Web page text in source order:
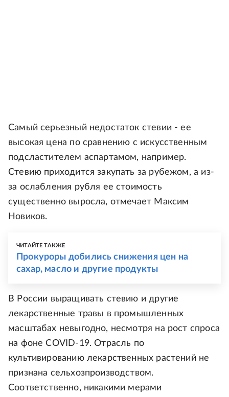
Самый серьезный недостаток стевии - ее
высокая цена по сравнению с искусственным
подсластителем аспартамом, например.
Стевию приходится закупать за рубежом, а из-
за ослабления рубля ее стоимость
существенно выросла, отмечает Максим
Новиков.
ЧИТАЙТЕ ТАКЖЕ
Прокуроры добились снижения цен на
сахар, масло и другие продукты
В России выращивать стевию и другие
лекарственные травы в промышленных
масштабах невыгодно, несмотря на рост спроса
на фоне COVID-19. Отрасль по
культивированию лекарственных растений не
признана сельхозпроизводством.
Соответственно, никакими мерами